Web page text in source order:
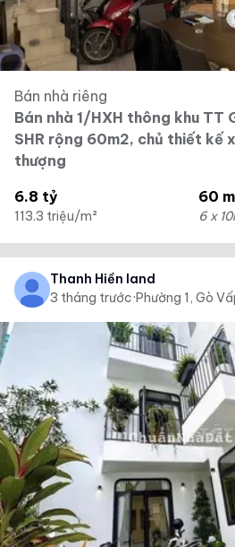
Bán nhà riêng
Bán nhà 1/HXH thông khu TT
SHR rộng 60m2, chủ thiết kế
thượng
6.8 tỷ
113.3 triệu/m²
60
6 x
Thanh Hiền land
3 tháng trước·Phường 1, Gò